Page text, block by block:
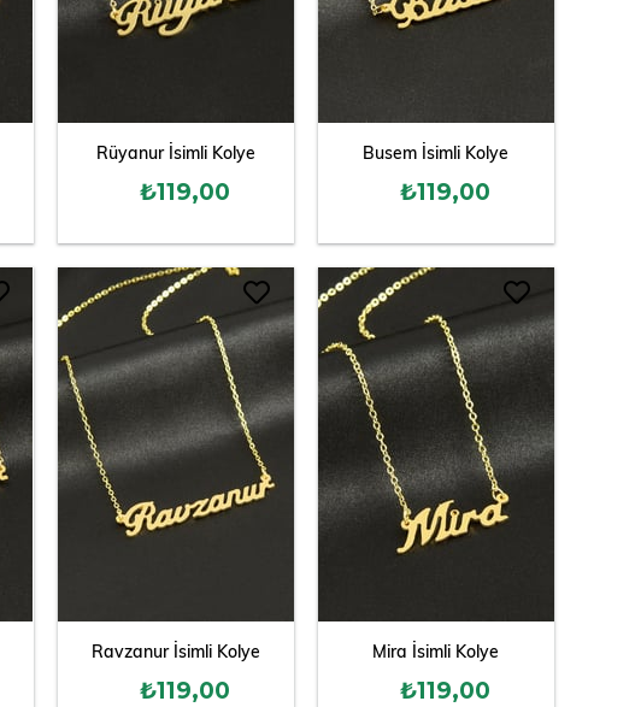
Rüyanur İsimli Kolye
₺119,00
Busem İsimli Kolye
₺119,00
Ravzanur İsimli Kolye
₺119,00
Mira İsimli Kolye
₺119,00